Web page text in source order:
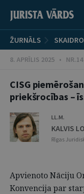
ŽURNĀLS
8. APRĪLIS 2025 •
CISG
priekšrocības –
LL.M.
KALVIS
Rīgas
Apvienoto Nāciju
Konvencija par